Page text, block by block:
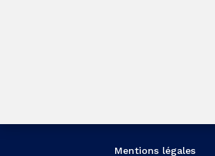
Mentions légales